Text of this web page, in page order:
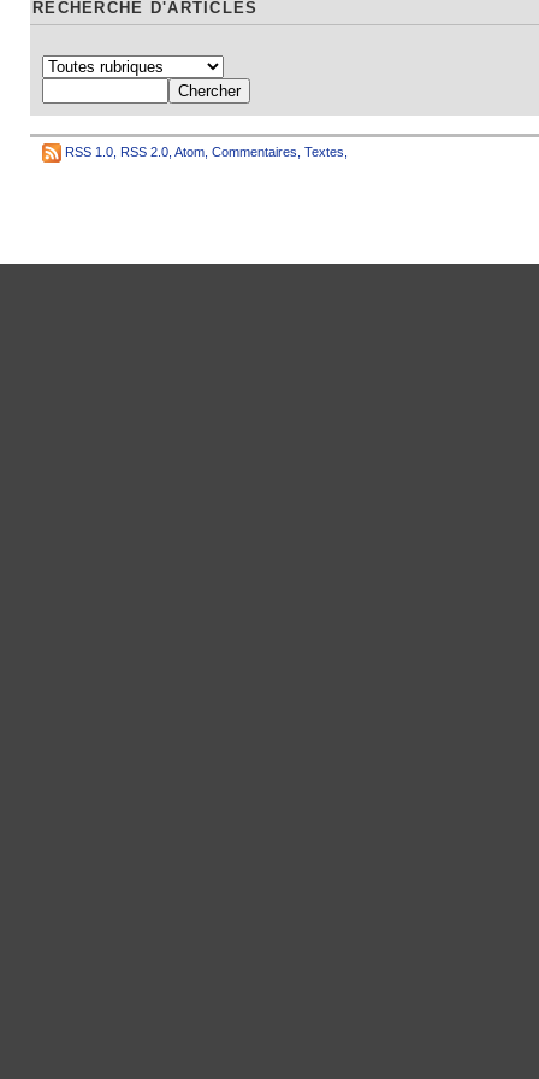
RECHERCHE D'ARTICLES
RSS 1.0 RSS 2.0 Atom Commentaires Textes